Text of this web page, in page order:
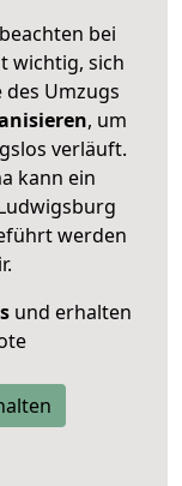
bei
wichtig, sich
des Umzugs
, um
verläuft.
kann ein
werden
und erhalten